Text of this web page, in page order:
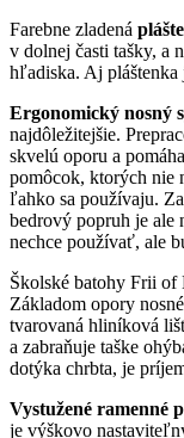
Farebne zladená
v dolnej časti tašky, a
hľadiska. Aj pláštenka
Ergonomický nosný
najdôležitejšie.
skvelú oporu a
pomôcok, ktorých nie
ľahko sa používaju.
bedrový popruh je ale
nechce používať, ale
Školské batohy Frii of
Základom opory
tvarovaná hliníková
a zabraňuje taške
dotýka chrbta, je
Vystužené ramenné
je výškovo